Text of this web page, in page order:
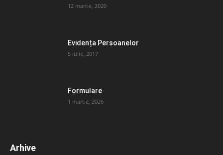
12 martie, 2020
Evidența Persoanelor
5 iulie, 2017
Formulare
1 martie, 2026
Arhive